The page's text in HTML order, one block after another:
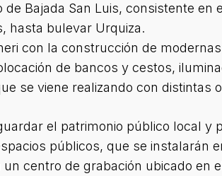
Bajada San Luis, consistente
hasta bulevar Urquiza.
con la construcción de
de bancos y cestos,
se viene realizando con distintas
el patrimonio público local y
públicos, que se instalarán
centro de grabación ubicado en